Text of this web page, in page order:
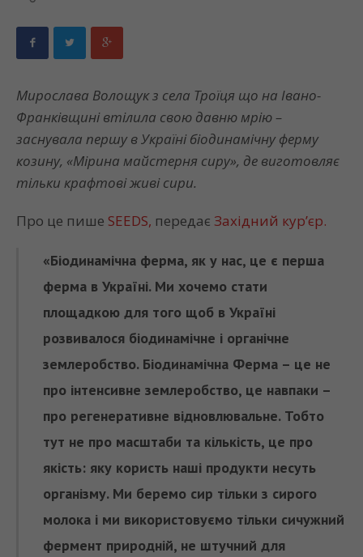
Мирослава Волощук з села Троїця що на Івано-
Франківщині втілила свою давню мрію –
заснувала першу в Україні біодинамічну ферму
козину, «Мірина майстерня сиру», де виготовляє
тільки крафтові живі сири.
Про це пише SEEDS, передає Західний кур’єр.
«Біодинамічна ферма, як у нас, це є перша
ферма в Україні. Ми хочемо стати
площадкою для того щоб в Україні
розвивалося біодинамічне і органічне
землеробство. Біодинамічна Ферма – це не
про інтенсивне землеробство, це навпаки –
про регенеративне відновлювальне. Тобто
тут не про масштаби та кількість, це про
якість: яку користь наші продукти несуть
організму. Ми беремо сир тільки з сирого
молока і ми використовуємо тільки сичужний
фермент природній, не штучний для